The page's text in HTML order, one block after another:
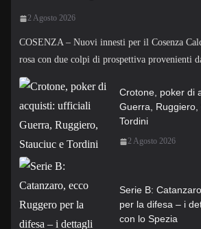
2 Agosto 2026
COSENZA – Nuovi innesti per il Cosenza
rosa con due colpi di prospettiva provenienti
Crotone, poker di
Guerra, Ruggiero,
Tordini
2 Agosto 2026
Serie B:
per la difesa – i
con lo Spezia